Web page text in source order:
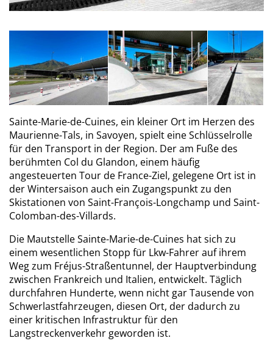
Sainte-Marie-de-Cuines, ein kleiner Ort im Herzen des
Maurienne-Tals, in Savoyen, spielt eine Schlüsselrolle
für den Transport in der Region. Der am Fuße des
berühmten Col du Glandon, einem häufig
angesteuerten Tour de France-Ziel, gelegene Ort ist in
der Wintersaison auch ein Zugangspunkt zu den
Skistationen von Saint-François-Longchamp und Saint-
Colomban-des-Villards.
Die Mautstelle Sainte-Marie-de-Cuines hat sich zu
einem wesentlichen Stopp für Lkw-Fahrer auf ihrem
Weg zum Fréjus-Straßentunnel, der Hauptverbindung
zwischen Frankreich und Italien, entwickelt. Täglich
durchfahren Hunderte, wenn nicht gar Tausende von
Schwerlastfahrzeugen, diesen Ort, der dadurch zu
einer kritischen Infrastruktur für den
Langstreckenverkehr geworden ist.